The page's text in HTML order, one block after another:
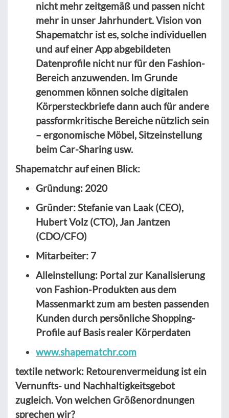
nicht mehr zeitgemäß und passen nicht
mehr in unser Jahrhundert. Vision von
Shapematchr ist es, solche individuellen
und auf einer App abgebildeten
Datenprofile nicht nur für den Fashion-
Bereich anzuwenden. Im Grunde
genommen können solche digitalen
Körpersteckbriefe dann auch für andere
passformkritische Bereiche nützlich sein
– ergonomische Möbel, Sitzeinstellung
beim Car-Sharing usw.
Shapematchr auf einen Blick:
Gründung: 2020
Gründer: Stefanie van Laak (CEO),
Hubert Volz (CTO), Jan Jantzen
(CDO/CFO)
Mitarbeiter: 7
Alleinstellung: Portal zur Kanalisierung
von Fashion-Produkten aus dem
Massenmarkt zum am besten passenden
Kunden durch persönliche Shopping-
Profile auf Basis realer Körperdaten
www.shapematchr.com
textile network: Retourenvermeidung ist ein
Vernunfts- und Nachhaltigkeitsgebot
zugleich. Von welchen Größenordnungen
sprechen wir?